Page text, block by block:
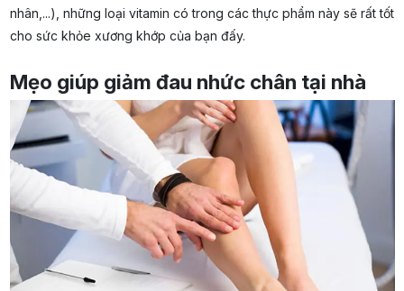
nhân,...), những loại vitamin có trong các thực phẩm này sẽ rất tốt
cho sức khỏe xương khớp của bạn đấy.
Mẹo giúp giảm đau nhức chân tại nhà